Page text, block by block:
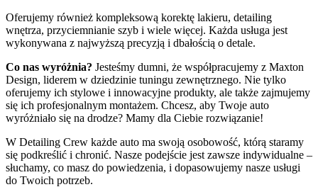
Oferujemy również kompleksową korektę lakieru, detailing
wnętrza, przyciemnianie szyb i wiele więcej. Każda usługa jest
wykonywana z najwyższą precyzją i dbałością o detale.
Co nas wyróżnia? Jesteśmy dumni, że współpracujemy z Maxton
Design, liderem w dziedzinie tuningu zewnętrznego. Nie tylko
oferujemy ich stylowe i innowacyjne produkty, ale także zajmujemy
się ich profesjonalnym montażem. Chcesz, aby Twoje auto
wyróżniało się na drodze? Mamy dla Ciebie rozwiązanie!
W Detailing Crew każde auto ma swoją osobowość, którą staramy
się podkreślić i chronić. Nasze podejście jest zawsze indywidualne –
słuchamy, co masz do powiedzenia, i dopasowujemy nasze usługi
do Twoich potrzeb.